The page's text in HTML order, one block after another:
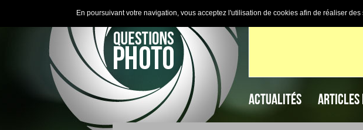
ACTUALITÉS ARTICLES
En poursuivant votre navigation, vous acceptez l'utilisation de cookies afin de réaliser